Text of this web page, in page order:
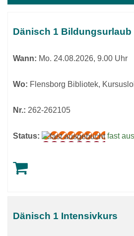
Tabellenüberschriften
werden.
Dänisch 1 Bildungsurlaub
Wann: Mo. 24.08.2026, 9.00 Uhr
Wo: Flensborg Bibliotek,
Nr.: 262-262105
Status: fast
Dänisch 1 Intensivkurs